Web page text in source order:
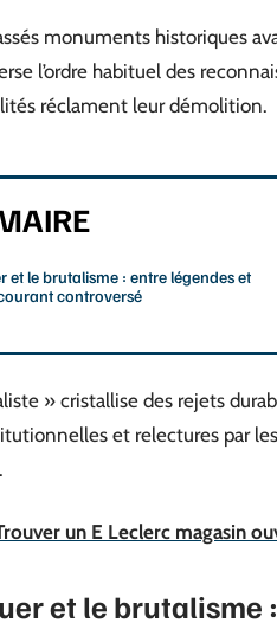
monuments historiques
l’ordre habituel des
réclament leur démolition.
et le brutalisme : entre légendes et
controversé
» cristallise des rejets
et relectures par
un E Leclerc magasin
et le brutalisme